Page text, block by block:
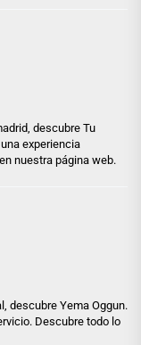
descubre Tu
experiencia
nuestra página web.
descubre Yema Oggun.
Descubre todo lo